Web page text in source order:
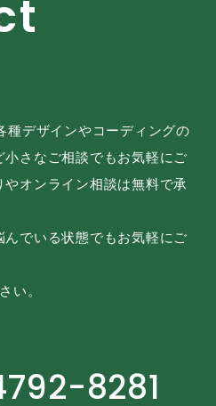
t
種デザインやコーディングの
さなご相談でもお気軽にご
オンライン相談は無料で承
でいる状態でもお気軽にご
い。
8281